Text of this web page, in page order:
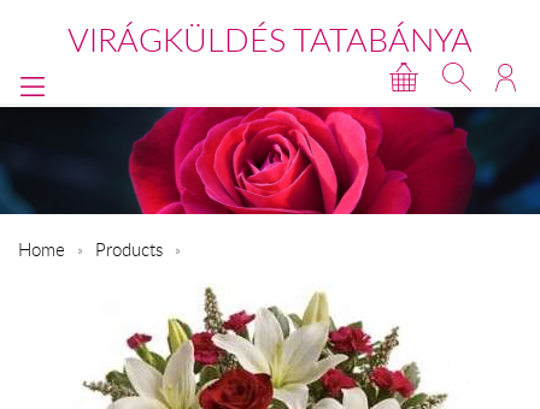
VIRÁGKÜLDÉS TATABÁNYA
Home Products